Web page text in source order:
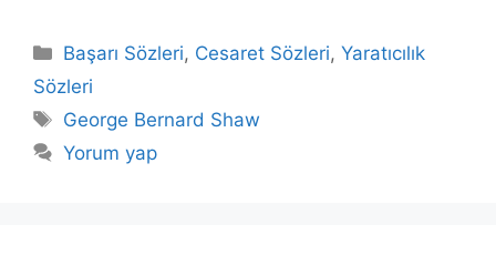
Kategoriler
Başarı Sözleri, Cesaret Sözleri,Yaratıcılık
Sözleri
Etiketler
George Bernard Shaw
Yorum yap